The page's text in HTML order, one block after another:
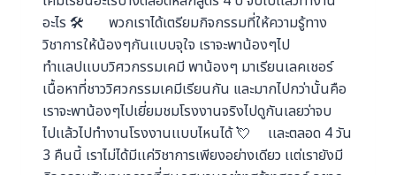
อะไร 🛠 พวกเราได้เตรียมกิจกรรมที่ให้ความรู้ทาง
วิชาการให้น้องๆกันเเบบจุใจ เราจะพาน้องๆไป
ทำเเลปเเบบวิศวกรรมเคมี พาน้องๆ มาเรียนเลคเชอร์
เนื้อหาที่ชาววิศวกรรมเคมีเรียนกัน และมากไปกว่านั้นคือ
เราจะพาน้องๆไปเยี่ยมชมโรงงานจริงไปดูกันเลยว่าจบ
ไปเเล้วไปทำงานโรงงานเเบบไหนได้ 💘 เเละตลอด 4 วัน
3 คืนนี้ เราไม่ได้มีเเค่วิชาการเพียงอย่างเดียว เเต่เรายังมี